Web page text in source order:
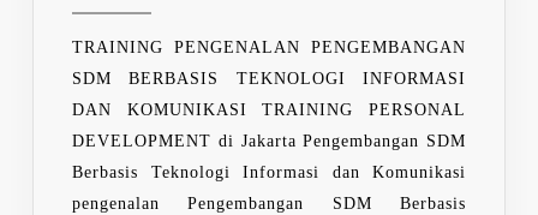
TEKNOLOGI
INFORMASI
DAN
KOMUNIKASI
TRAINING PENGENALAN PENGEMBANGAN
SDM BERBASIS TEKNOLOGI INFORMASI
DAN KOMUNIKASI TRAINING PERSONAL
DEVELOPMENT di Jakarta Pengembangan SDM
Berbasis Teknologi Informasi dan Komunikasi
pengenalan Pengembangan SDM Berbasis